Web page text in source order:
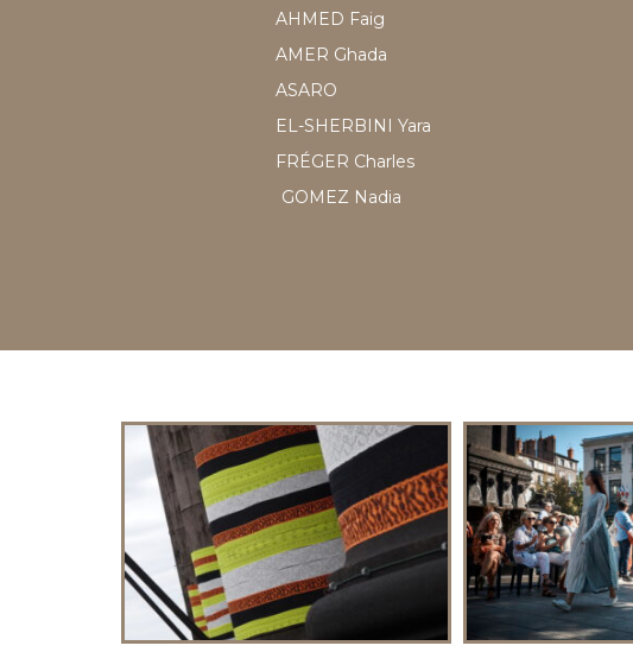
AHMED Faig
AMER Ghada
ASARO
EL-SHERBINI Yara
FRÉGER Charles
GOMEZ Nadia